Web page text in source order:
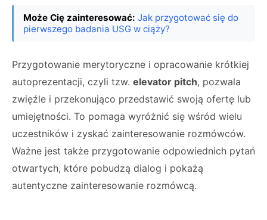
Może Cię zainteresować: Jak przygotować się do
pierwszego badania USG w ciąży?
Przygotowanie merytoryczne i opracowanie krótkiej
autoprezentacji, czyli tzw. elevator pitch, pozwala
zwięźle i przekonująco przedstawić swoją ofertę lub
umiejętności. To pomaga wyróżnić się wśród wielu
uczestników i zyskać zainteresowanie rozmówców.
Ważne jest także przygotowanie odpowiednich pytań
otwartych, które pobudzą dialog i pokażą
autentyczne zainteresowanie rozmówcą.